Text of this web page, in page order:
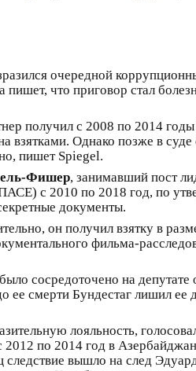
очередной
пишет, что приговор стал
получил с 2008 по 2014
взятками. Однако позже в
пишет Spiegel.
Фишер, занимавший пост
с 2010 по 2018 год, по
документы.
он получил взятку в
фильма-
сосредоточено на
ее смерти Бундестаг лишил
лояльность,
по 2014 год в
вышло на след